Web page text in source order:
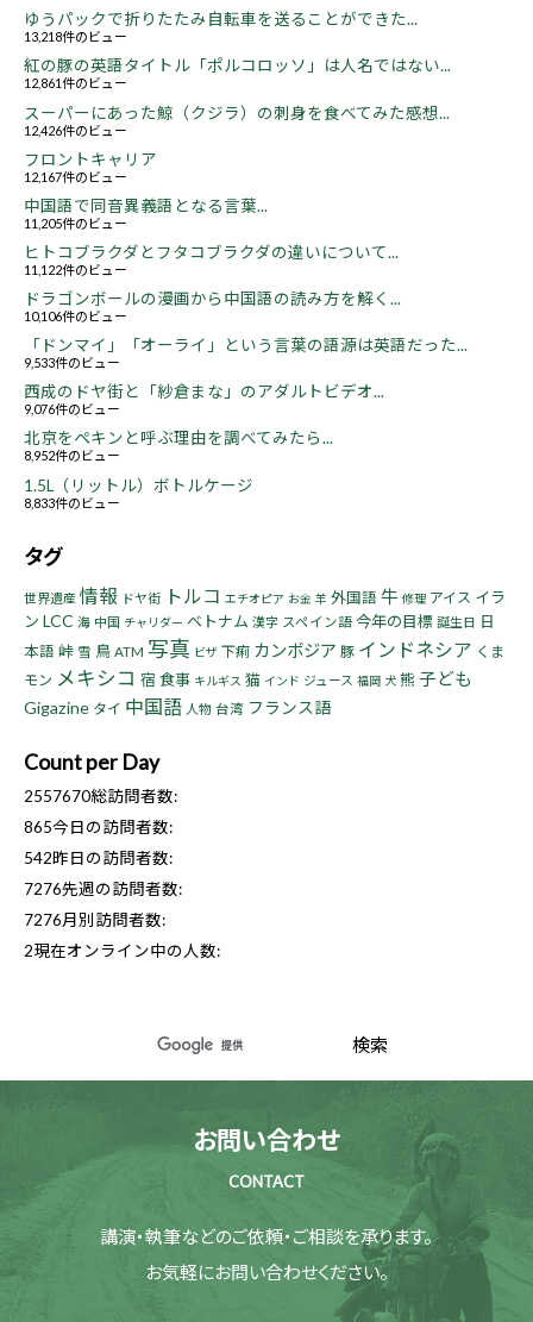
ゆうパックで折りたたみ自転車を送ることができた...
13,218件のビュー
紅の豚の英語タイトル「ポルコロッソ」は人名ではない...
12,861件のビュー
スーパーにあった鯨（クジラ）の刺身を食べてみた感想...
12,426件のビュー
フロントキャリア
12,167件のビュー
中国語で同音異義語となる言葉...
11,205件のビュー
ヒトコブラクダとフタコブラクダの違いについて...
11,122件のビュー
ドラゴンボールの漫画から中国語の読み方を解く...
10,106件のビュー
「ドンマイ」「オーライ」という言葉の語源は英語だった...
9,533件のビュー
西成のドヤ街と「紗倉まな」のアダルトビデオ...
9,076件のビュー
北京をペキンと呼ぶ理由を調べてみたら...
8,952件のビュー
1.5L（リットル）ボトルケージ
8,833件のビュー
タグ
世界遺産 情報 ドヤ街 トルコ エチオピア お金 羊 外国語 牛 修理 アイス イラ
ン LCC 海 中国 チャリダー ベトナム 漢字 スペイン語 今年の目標 誕生日 日
本語 峠 雪 鳥 ATM 写真 ビザ 下痢 カンボジア 豚 インドネシア くま
モン メキシコ 宿 食事 キルギス 猫 インド ジュース 福岡 犬 熊子ども
Gigazine タイ 中国語 人物 台湾 フランス語
Count per Day
2557670総訪問者数:
865今日の訪問者数:
542昨日の訪問者数:
7276先週の訪問者数:
7276月別訪問者数:
2現在オンライン中の人数:
お問い合わせ
CONTACT
講演・執筆などのご依頼・ご相談を承ります。
お気軽にお問い合わせください。